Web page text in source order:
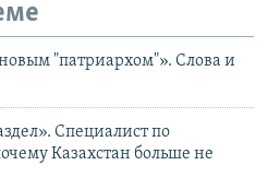
новым "патриархом"». Слова и
Специалист по
Казахстан больше не